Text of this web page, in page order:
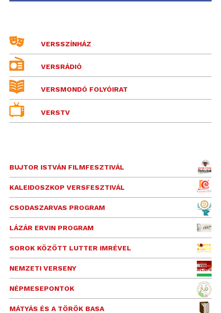
VERSSZÍNHÁZ
VERSRÁDIÓ
VERSMONDÓ FOLYÓIRAT
VERSTV
BUJTOR ISTVÁN FILMFESZTIVÁL
KALEIDOSZKOP VERSFESZTIVÁL
CSODASZARVAS PROGRAM
LÁZÁR ERVIN PROGRAM
SOROK KÖZÖTT LUTTER IMRÉVEL
NEMZETI VERSENY
NÉPMESEPONTOK
MÁTYÁS ÉS A TÖRÖK BASA